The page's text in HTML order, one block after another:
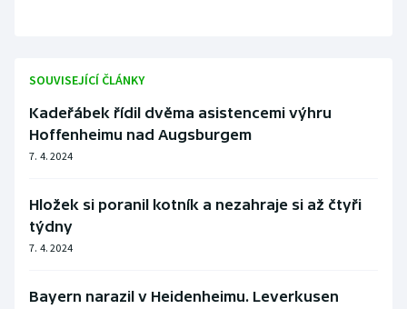
Volejbal
SOUVISEJÍCÍ ČLÁNKY
Kadeřábek řídil dvěma asistencemi výhru
Hoffenheimu nad Augsburgem
7. 4. 2024
Hložek si poranil kotník a nezahraje si až čtyři
týdny
7. 4. 2024
Bayern narazil v Heidenheimu. Leverkusen